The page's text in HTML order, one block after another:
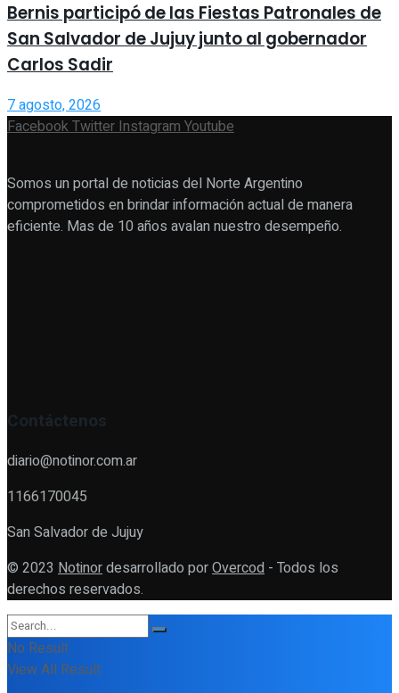
Bernis participó de las Fiestas Patronales de
San Salvador de Jujuy junto al gobernador
Carlos Sadir
7 agosto, 2026
FacebookTwitterInstagramYoutube
Somos un portal de noticias del Norte Argentino
comprometidos en brindar información actual de manera
eficiente. Mas de 10 años avalan nuestro desempeño.
Contáctenos
diario@notinor.com.ar
1166170045
San Salvador de Jujuy
© 2023 Notinordesarrollado porOvercod - Todos los
derechos reservados.
No Result
View All Result